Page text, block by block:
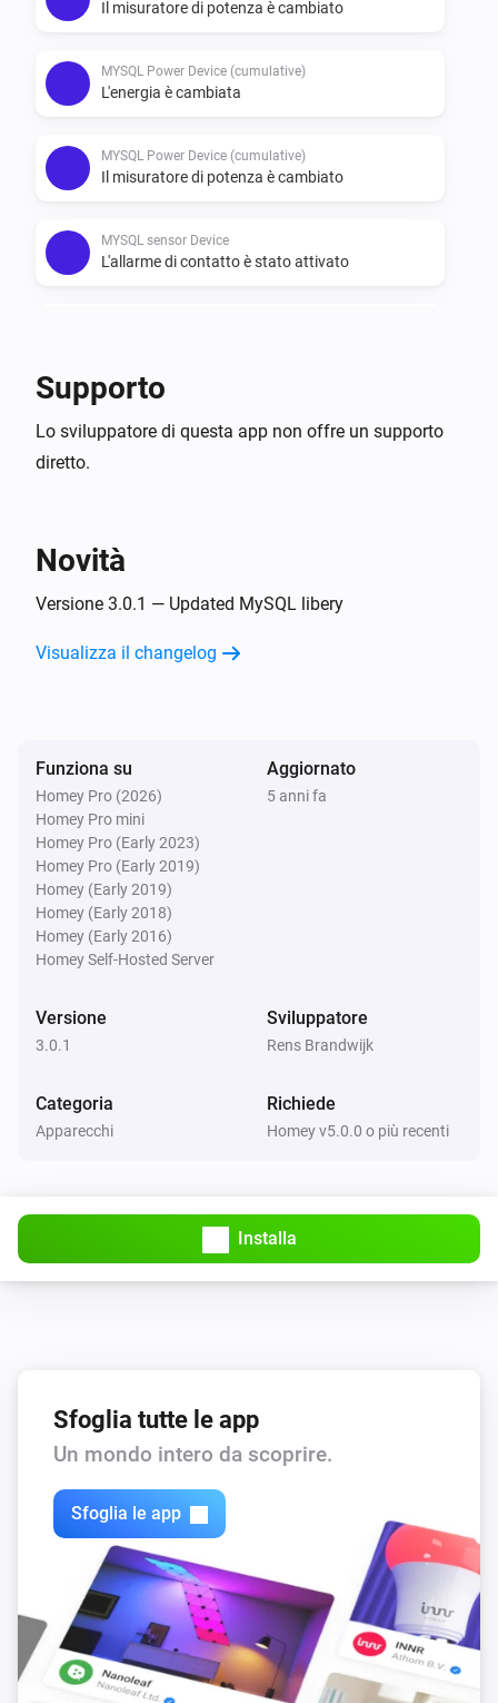
-   DEVICES
-   MySQL POWER DEVICE
-   MYSQL GAS DEVICE
-   MYSQL WEATHER DEVICE
Cards and flows are athoms default by these types of
Il misuratore di potenza è cambiato
MYSQL Power Device (cumulative)
L'energia è cambiata
MYSQL Power Device (cumulative)
Il misuratore di potenza è cambiato
MYSQL sensor Device
L'allarme di contatto è stato attivato
La temperatura è cambiata
L'allarme di contatto è acceso
Supporto
Lo sviluppatore di questa app non offre un supporto
diretto.
Novità
Versione 3.0.1 — Updated MySQL libery
Visualizza il changelog
Funziona su
Homey Pro (2026)
Homey Pro mini
Homey Pro (Early 2023)
Homey Pro (Early 2019)
Homey (Early 2019)
Homey (Early 2018)
Homey (Early 2016)
Homey Self-Hosted Server
Aggiornato
5 anni fa
Versione
3.0.1
Sviluppatore
Rens Brandwijk
Categoria
Apparecchi
Richiede
Homey v5.0.0 o più recenti
Installa
Sfoglia tutte le app
Un mondo intero da scoprire.
Sfoglia le app